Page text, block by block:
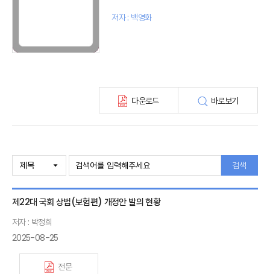
보험총서
보험회사 재무분석(종간)
저자 : 백영화
다운로드 바로보기
검색
제22대 국회 상법(보험편) 개정안 발의 현황
저자 : 박정희
2025-08-25
전문